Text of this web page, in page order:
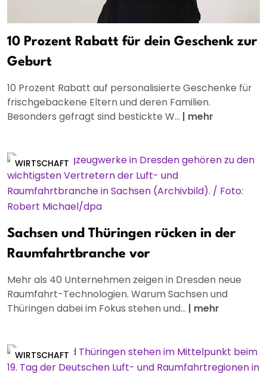
10 Prozent Rabatt für dein Geschenk zur
Geburt
10 Prozent Rabatt auf personalisierte Geschenke für
frischgebackene Eltern und deren Familien.
Besonders gefragt sind bestickte W... | mehr
WIRTSCHAFT
Sachsen und Thüringen rücken in der
Raumfahrtbranche vor
Mehr als 40 Unternehmen zeigen in Dresden neue
Raumfahrt-Technologien. Warum Sachsen und
Thüringen dabei im Fokus stehen und... | mehr
WIRTSCHAFT